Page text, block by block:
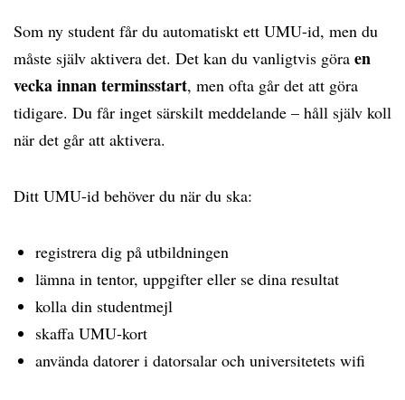
Som ny student får du automatiskt ett UMU-id, men du
måste själv aktivera det. Det kan du vanligtvis göra en
vecka innan terminsstart, men ofta går det att göra
tidigare. Du får inget särskilt meddelande – håll själv koll
när det går att aktivera.
Ditt UMU-id behöver du när du ska:
registrera dig på utbildningen
lämna in tentor, uppgifter eller se dina resultat
kolla din studentmejl
skaffa UMU-kort
använda datorer i datorsalar och universitetets wifi